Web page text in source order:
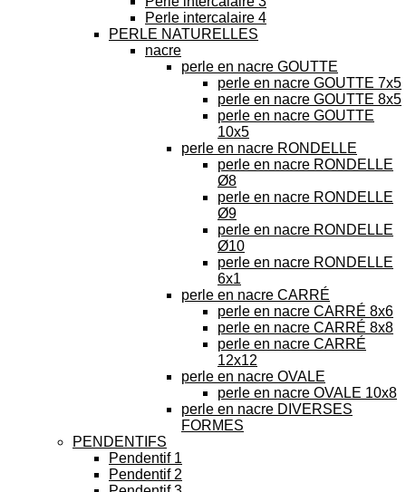
Perle intercalaire 4
PERLE NATURELLES
nacre
perle en nacre GOUTTE
perle en nacre GOUTTE 7x5
perle en nacre GOUTTE 8x5
perle en nacre GOUTTE
10x5
perle en nacre RONDELLE
perle en nacre RONDELLE
Ø8
perle en nacre RONDELLE
Ø9
perle en nacre RONDELLE
Ø10
perle en nacre RONDELLE
6x1
perle en nacre CARRÉ
perle en nacre CARRÉ 8x6
perle en nacre CARRÉ 8x8
perle en nacre CARRÉ
12x12
perle en nacre OVALE
perle en nacre OVALE 10x8
perle en nacre DIVERSES
FORMES
PENDENTIFS
Pendentif 1
Pendentif 2